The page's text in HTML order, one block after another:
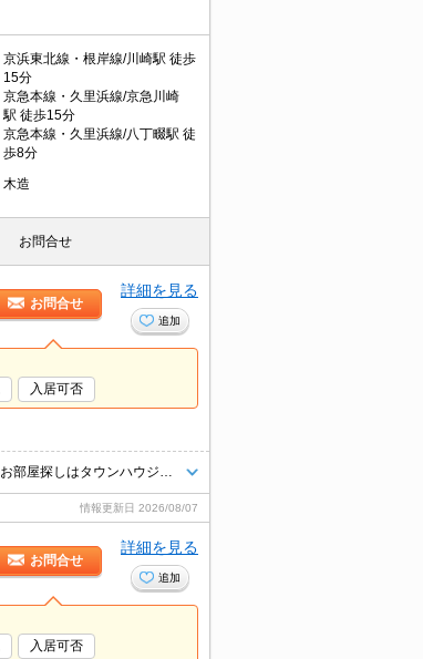
京浜東北線・根岸線/川崎駅 徒歩
15分
京急本線・久里浜線/京急川崎
駅 徒歩15分
京急本線・久里浜線/八丁畷駅 徒
歩8分
木造
お問合せ
お問合せ
詳細を見る
追加
入居可否
情報更新日 2026/08/07
お問合せ
詳細を見る
追加
入居可否